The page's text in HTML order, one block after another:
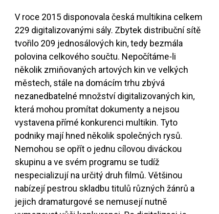
V roce 2015 disponovala česká multikina celkem
229 digitalizovanými sály. Zbytek distribuční sítě
tvořilo 209 jednosálových kin, tedy bezmála
polovina celkového součtu. Nepočítáme-li
několik zmiňovaných artových kin ve velkých
městech, stále na domácím trhu zbývá
nezanedbatelné množství digitalizovaných kin,
která mohou promítat dokumenty a nejsou
vystavena přímé konkurenci multikin. Tyto
podniky mají hned několik společných rysů.
Nemohou se opřít o jednu cílovou diváckou
skupinu a ve svém programu se tudíž
nespecializují na určitý druh filmů. Většinou
nabízejí pestrou skladbu titulů různých žánrů a
jejich dramaturgové se nemusejí nutně